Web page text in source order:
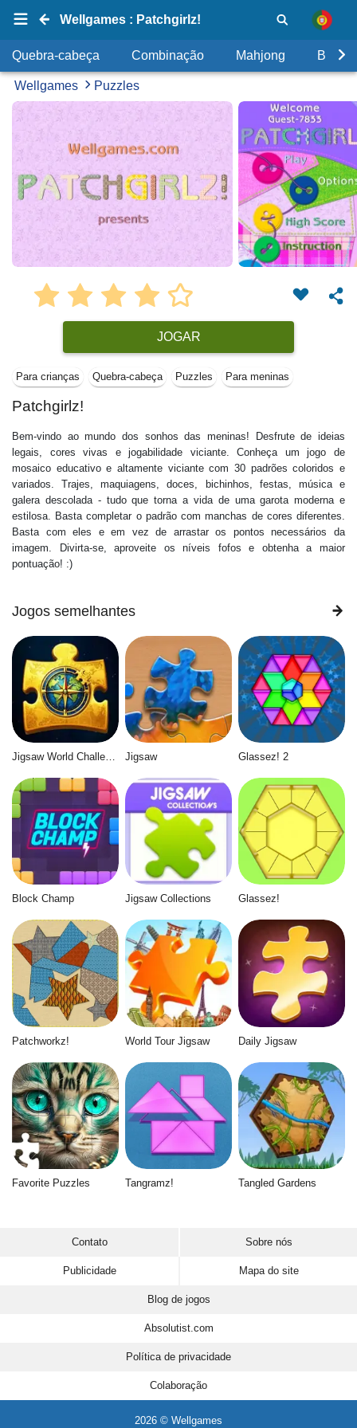
Wellgames : Patchgirlz!
Quebra-cabeça Combinação Mahjong Bolhas
Wellgames Puzzles
JOGAR
Para crianças Quebra-cabeça Puzzles Para meninas
Patchgirlz!
Bem-vindo ao mundo dos sonhos das meninas! Desfrute de ideias
legais, cores vivas e jogabilidade viciante. Conheça um jogo de
mosaico educativo e altamente viciante com 30 padrões coloridos e
variados. Trajes, maquiagens, doces, bichinhos, festas, música e
galera descolada - tudo que torna a vida de uma garota moderna e
estilosa. Basta completar o padrão com manchas de cores diferentes.
Basta com eles e em vez de arrastar os pontos necessários da
imagem. Divirta-se, aproveite os níveis fofos e obtenha a maior
pontuação! :)
Jogos semelhantes
Jigsaw Glassez! 2
Block Champ Jigsaw Collections Glassez!
Patchworkz! World Tour Jigsaw Daily Jigsaw
Favorite Puzzles Tangramz! Tangled Gardens
Contato Sobre nós
Publicidade Mapa do site
Blog de jogos
Absolutist.com
Política de privacidade
Colaboração
2026 © Wellgames